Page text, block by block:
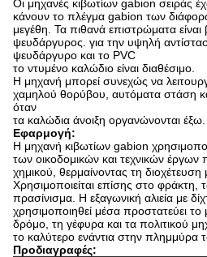
Οι μηχανές κιβωτίων gabion σειράς
κάνουν το πλέγμα gabion των
μεγέθη. Τα πιθανά επιστρώματα είναι
ψευδάργυρος. για την υψηλή
ψευδάργυρο και το PVC
το ντυμένο καλώδιο είναι διαθέσιμο.
Η μηχανή μπορεί συνεχώς να
χαμηλού θορύβου, αυτόματα στάση
όταν
τα καλώδια άνοιξη οργανώνονται έξω.
Εφαρμογή:
Η μηχανή κιβωτίων gabion
των οικοδομικών και τεχνικών έργων
χημικού, θερμαίνοντας τη
Χρησιμοποιείται επίσης στο φράκτη,
πρασίνισμα. Η εξαγωνική αλιεία με
χρησιμοποιηθεί μέσα προστατεύει το
δρόμο, τη γέφυρα και τα πολιτικού
το καλύτερο ενάντια στην πλημμύρα
Προδιαγραφές: